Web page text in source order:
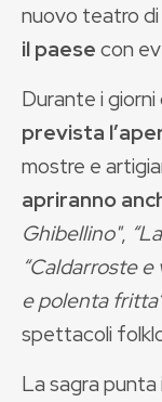
nuovo teatro di
il paesecon
Durante i giorni
prevista
mostre e
apriranno
Ghibellino",
“Caldarroste
e polenta
spettacoli
La sagra punta